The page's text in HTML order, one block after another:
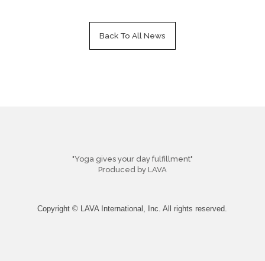
Back To All News
"Yoga gives your day fulfillment"
Produced by LAVA
Copyright © LAVA International, Inc. All rights reserved.